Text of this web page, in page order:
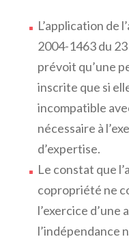
L’application de
2004-1463 du
prévoit qu’une
inscrite que si
incompatible
nécessaire à
d’expertise.
Le constat que
copropriété ne
l’exercice
l’indépendance